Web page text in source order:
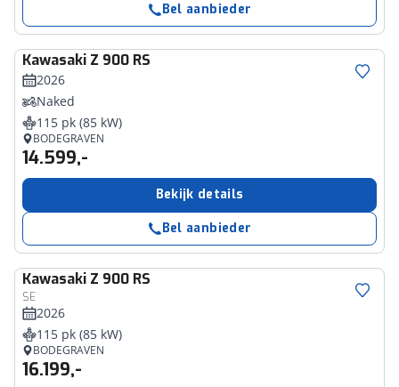
Bel aanbieder
Kawasaki Z 900 RS
2026
Naked
115 pk (85 kW)
BODEGRAVEN
14.599,-
Bekijk details
Bel aanbieder
Kawasaki Z 900 RS
SE
2026
115 pk (85 kW)
BODEGRAVEN
16.199,-